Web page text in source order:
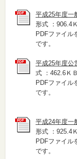
平成25年度一
形式 ：906.4
PDFファイル
です。
平成25年度公
式 ：462.6ＫＢ
PDFファイル
です。
平成24年度一
形式 ：925.4
PDFファイル
です。